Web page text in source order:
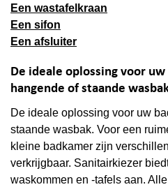
Een wastafelkraan
Een sifon
Een afsluiter
De ideale oplossing voor
hangende of staande
De ideale oplossing voor uw
staande wasbak. Voor een
kleine badkamer zijn
verkrijgbaar. Sanitairkiezer
waskommen en -tafels aan.